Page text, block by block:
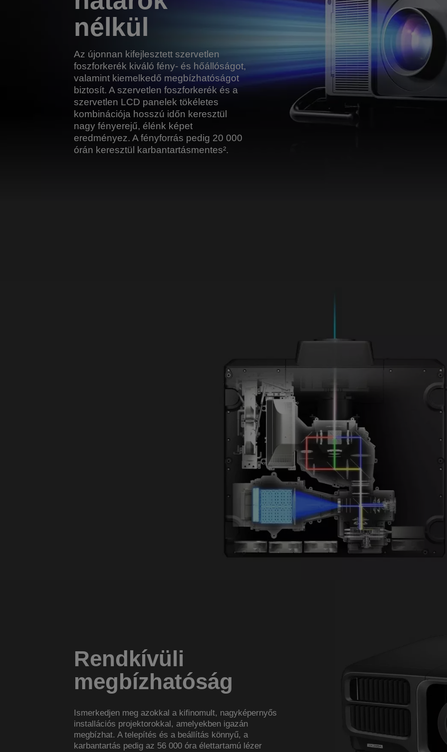
nélkül
Az újonnan kifejlesztett szervetlen
foszforkerék kiváló fény- és hőállóságot,
valamint kiemelkedő megbízhatóságot
biztosít. A szervetlen foszforkerék és a
szervetlen LCD panelek tökéletes
kombinációja hosszú időn keresztül
nagy fényerejű, élénk képet
eredményez. A fényforrás pedig 20 000
órán keresztül karbantartásmentes².
Rendkívüli
megbízhatóság
Ismerkedjen meg azokkal a kifinomult, nagyképernyős
installációs projektorokkal, amelyekben igazán
megbízhat. A telepítés és a beállítás könnyű, a
karbantartás pedig az 56 000 óra élettartamú lézer